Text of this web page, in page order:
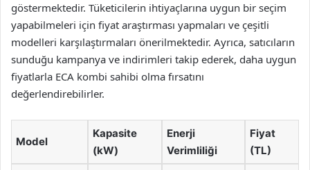
göstermektedir. Tüketicilerin ihtiyaçlarına uygun bir seçim
yapabilmeleri için fiyat araştırması yapmaları ve çeşitli
modelleri karşılaştırmaları önerilmektedir. Ayrıca, satıcıların
sunduğu kampanya ve indirimleri takip ederek, daha uygun
fiyatlarla ECA kombi sahibi olma fırsatını
değerlendirebilirler.
Model
Kapasite
(kW)
Enerji
Verimliliği
Fiyat
(TL)